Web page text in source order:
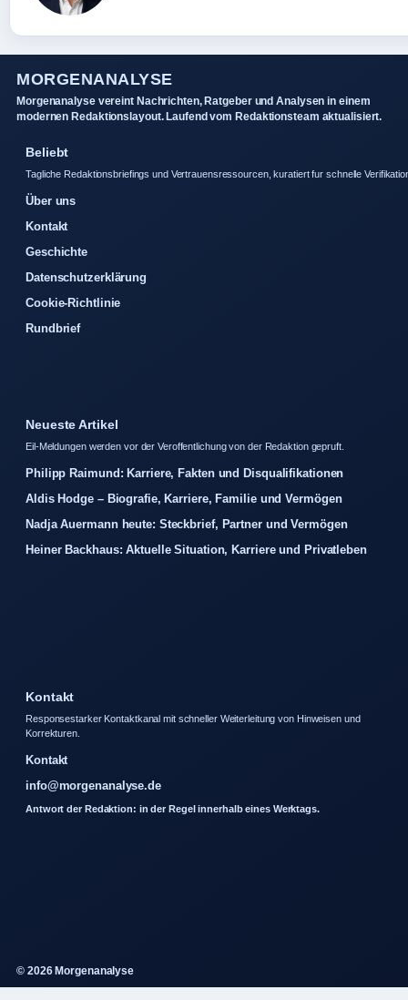
MORGENANALYSE
Morgenanalyse vereint Nachrichten, Ratgeber und Analysen in einem
modernen Redaktionslayout. Laufend vom Redaktionsteam aktualisiert.
Beliebt
Tagliche Redaktionsbriefings und Vertrauensressourcen, kuratiert fur schnelle
Über uns
Kontakt
Geschichte
Datenschutzerklärung
Cookie-Richtlinie
Rundbrief
Neueste Artikel
Eil-Meldungen werden vor der Veroffentlichung von der Redaktion gepruft.
Philipp Raimund: Karriere, Fakten und Disqualifikationen
Aldis Hodge – Biografie, Karriere, Familie und Vermögen
Nadja Auermann heute: Steckbrief, Partner und Vermögen
Heiner Backhaus: Aktuelle Situation, Karriere und Privatleben
Kontakt
Responsestarker Kontaktkanal mit schneller Weiterleitung von Hinweisen und
Korrekturen.
Kontakt
info@morgenanalyse.de
Antwort der Redaktion: in der Regel innerhalb eines Werktags.
© 2026 Morgenanalyse